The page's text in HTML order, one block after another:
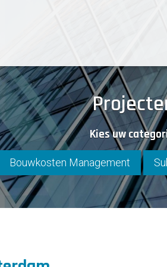
Kies uw
Bouwkosten Management